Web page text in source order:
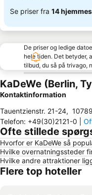
Se priser fra 14
De priser og ledige
hele tiden. Det betyder,
tilbud, du så på trivago,
KaDeWe (Berlin,
Kontaktinformation
Tauentzienstr. 21-24, 10789
Telefon: +49(30)2121-0
Ofte stillede
Hvorfor er KaDeWe så
Hvilke overnatningssteder
Hvilke andre attraktioner
Flere top hoteller